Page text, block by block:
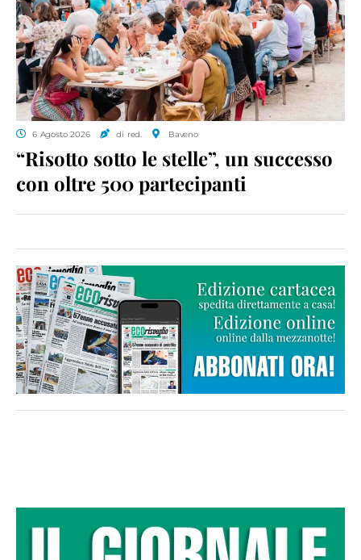
6 Agosto 2026 di red. Baveno
“Risotto sotto le stelle”, un successo
con oltre 500 partecipanti